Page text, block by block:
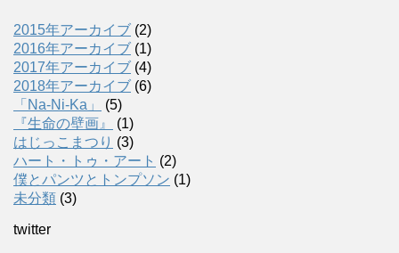
2015年アーカイブ (2)
2016年アーカイブ (1)
2017年アーカイブ (4)
2018年アーカイブ (6)
「Na-Ni-Ka」
(5)
『生命の壁画』
(1)
はじっこまつり (3)
ハート・トゥ・アート (2)
僕とパンツとトンプソン (1)
未分類 (3)
twitter